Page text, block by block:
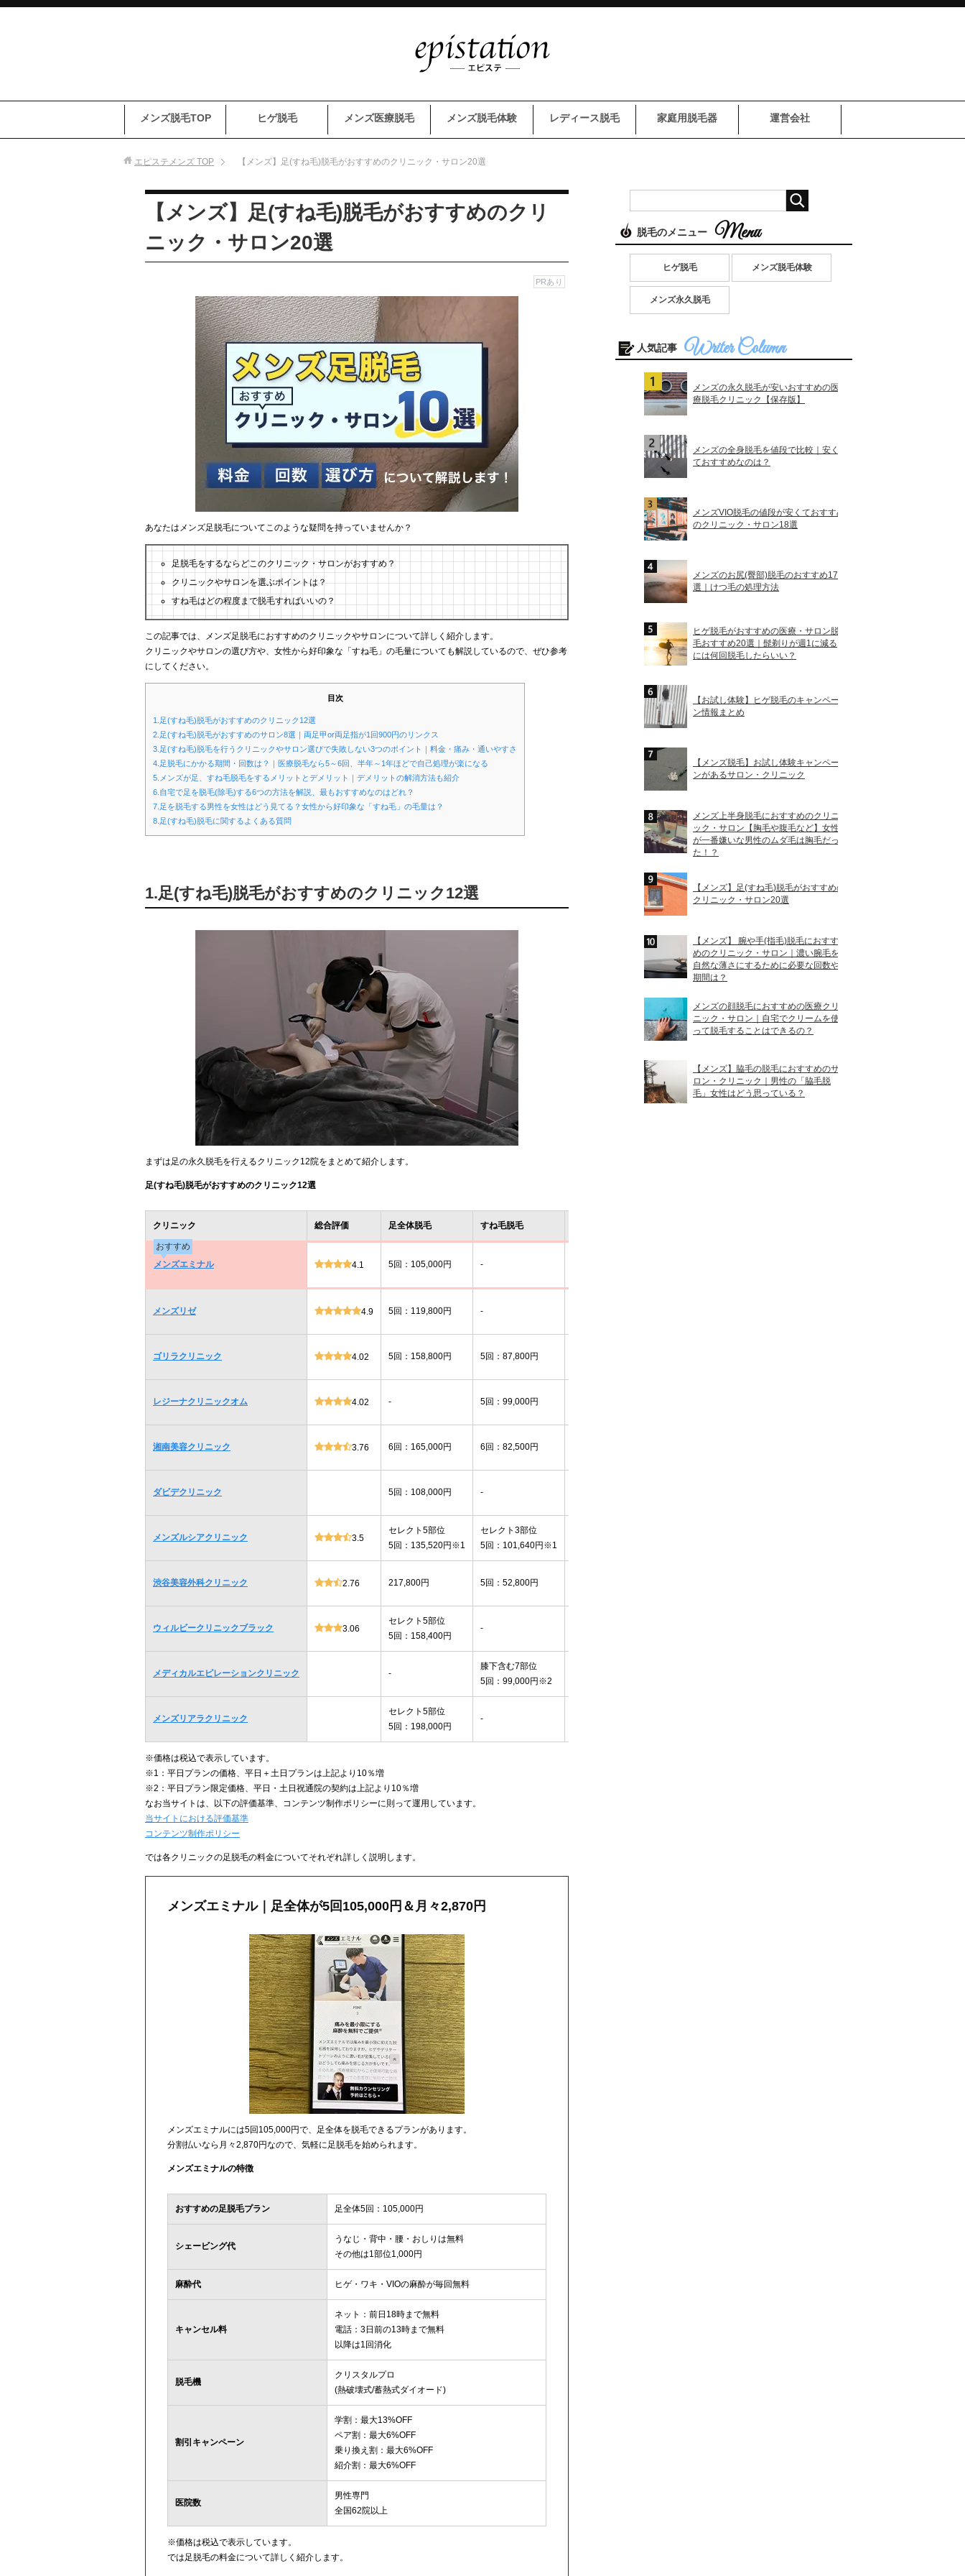
メンズ脱毛TOP ヒゲ脱毛 メンズ医療脱毛 メンズ脱毛体験 レディース脱毛 家庭用脱毛器 運営会社
エピステメンズ TOP 【メンズ】足(すね毛)脱毛がおすすめのクリニック・サロン20選
【メンズ】足(すね毛)脱毛がおすすめのクリ
ニック・サロン20選
PRあり
あなたはメンズ足脱毛についてこのような疑問を持っていませんか？
足脱毛をするならどこのクリニック・サロンがおすすめ？
クリニックやサロンを選ぶポイントは？
すね毛はどの程度まで脱毛すればいいの？
この記事では、メンズ足脱毛におすすめのクリニックやサロンについて詳しく紹介します。
クリニックやサロンの選び方や、女性から好印象な「すね毛」の毛量についても解説しているので、ぜひ参考
にしてください。
目次
1.足(すね毛)脱毛がおすすめのクリニック12選
2.足(すね毛)脱毛がおすすめのサロン8選｜両足甲or両足指が1回900円のリンクス
3.足(すね毛)脱毛を行うクリニックやサロン選びで失敗しない3つのポイント｜料金・痛み・通いやすさ
4.足脱毛にかかる期間・回数は？｜医療脱毛なら5～6回、半年～1年ほどで自己処理が楽になる
5.メンズが足、すね毛脱毛をするメリットとデメリット｜デメリットの解消方法も紹介
6.自宅で足を脱毛(除毛)する6つの方法を解説、最もおすすめなのはどれ？
7.足を脱毛する男性を女性はどう見てる？女性から好印象な「すね毛」の毛量は？
8.足(すね毛)脱毛に関するよくある質問
1.足(すね毛)脱毛がおすすめのクリニック12選
まずは足の永久脱毛を行えるクリニック12院をまとめて紹介します。
足(すね毛)脱毛がおすすめのクリニック12選
クリニック 総合評価 足全体脱毛 すね毛脱毛
おすすめ
メンズエミナル
4.1 5回：105,000円 -
メンズリゼ 4.9 5回：119,800円 -
ゴリラクリニック 4.02 5回：158,800円 5回：87,800円
レジーナクリニックオム 4.02 - 5回：99,000円
湘南美容クリニック 3.76 6回：165,000円 6回：82,500円
ダビデクリニック 5回：108,000円 -
メンズルシアクリニック 3.5
セレクト5部位
5回：135,520円※1
セレクト3部位
5回：101,640円※1
渋谷美容外科クリニック 2.76 217,800円 5回：52,800円
ウィルビークリニックブラック 3.06
セレクト5部位
5回：158,400円
-
メディカルエピレーションクリニック -
膝下含む7部位
5回：99,000円※2
メンズリアラクリニック
セレクト5部位
5回：198,000円
-
※価格は税込で表示しています。
※1：平日プランの価格、平日＋土日プランは上記より10％増
※2：平日プラン限定価格、平日・土日祝通院の契約は上記より10％増
なお当サイトは、以下の評価基準、コンテンツ制作ポリシーに則って運用しています。
当サイトにおける評価基準
コンテンツ制作ポリシー
では各クリニックの足脱毛の料金についてそれぞれ詳しく説明します。
メンズエミナル｜足全体が5回105,000円＆月々2,870円
メンズエミナルには5回105,000円で、足全体を脱毛できるプランがあります。
分割払いなら月々2,870円なので、気軽に足脱毛を始められます。
メンズエミナルの特徴
おすすめの足脱毛プラン 足全体5回：105,000円
シェービング代
うなじ・背中・腰・おしりは無料
その他は1部位1,000円
麻酔代 ヒゲ・ワキ・VIOの麻酔が毎回無料
キャンセル料
ネット：前日18時まで無料
電話：3日前の13時まで無料
以降は1回消化
脱毛機
クリスタルプロ
(熱破壊式/蓄熱式ダイオード)
割引キャンペーン
学割：最大13%OFF
ペア割：最大6%OFF
乗り換え割：最大6%OFF
紹介割：最大6%OFF
医院数
男性専門
全国62院以上
※価格は税込で表示しています。
では足脱毛の料金について詳しく紹介します。
脱毛のメニュー
ヒゲ脱毛 メンズ脱毛体験
メンズ永久脱毛
人気記事
メンズの永久脱毛が安いおすすめの医
療脱毛クリニック【保存版】
メンズの全身脱毛を値段で比較｜安く
ておすすめなのは？
メンズVIO脱毛の値段が安くておすすめ
のクリニック・サロン18選
メンズのお尻(臀部)脱毛のおすすめ17
選｜けつ毛の処理方法
ヒゲ脱毛がおすすめの医療・サロン脱
毛おすすめ20選｜髭剃りが週1に減る
には何回脱毛したらいい？
【お試し体験】ヒゲ脱毛のキャンペー
ン情報まとめ
【メンズ脱毛】お試し体験キャンペー
ンがあるサロン・クリニック
メンズ上半身脱毛におすすめのクリニ
ック・サロン【胸毛や腹毛など】女性
が一番嫌いな男性のムダ毛は胸毛だっ
た！？
【メンズ】足(すね毛)脱毛がおすすめの
クリニック・サロン20選
【メンズ】 腕や手(指毛)脱毛におすす
めのクリニック・サロン｜濃い腕毛を
自然な薄さにするために必要な回数や
期間は？
メンズの顔脱毛におすすめの医療クリ
ニック・サロン｜自宅でクリームを使
って脱毛することはできるの？
【メンズ】脇毛の脱毛におすすめのサ
ロン・クリニック｜男性の「脇毛脱
毛」女性はどう思っている？